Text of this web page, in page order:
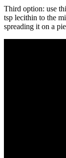
Third option: use
tsp lecithin to the
spreading it on a